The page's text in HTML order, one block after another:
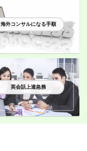
海外コンサルになる手順
英会話上達急務